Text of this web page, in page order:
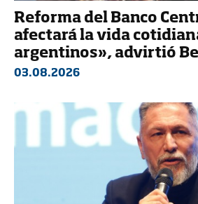
Reforma del Banco
afectará la vida
argentinos», advirtió
03.08.2026